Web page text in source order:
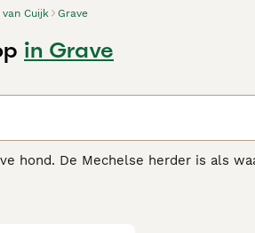
van Cuijk Grave
in Grave
hond. De Mechelse herder is als